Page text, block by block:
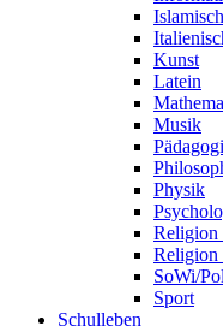
Kunst
Latein
Musik
Physik
Religion
Religion
SoWi/
Sport
Schulleben